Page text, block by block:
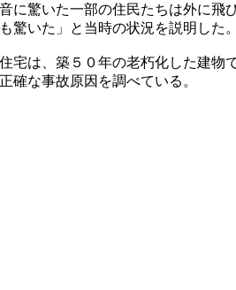
に驚いた一部の住民たちは外に
驚いた」と当時の状況を説明した。
宅は、築５０年の老朽化した建
確な事故原因を調べている。